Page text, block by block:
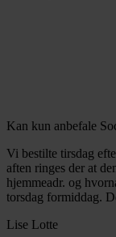
Kan kun anbefale
Vi bestilte tirsdag
aften ringes der at
hjemmeadr. og
torsdag formiddag.
Lise Lotte